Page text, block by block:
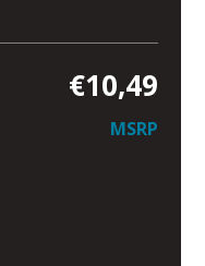
€10,49
MSRP